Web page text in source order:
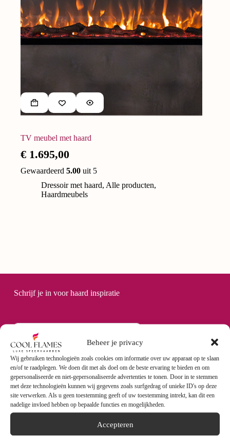
Beheer je privacy
Wij gebruiken technologieën zoals cookies om informatie over uw apparaat op te slaan
en/of te raadplegen. We doen dit met als doel om de beste ervaring te bieden en om
gepersonaliseerde en niet-gepersonaliseerde advertenties te tonen. Door in te stemmen
met deze technologieën kunnen wij gegevens zoals surfgedrag of unieke ID's op deze
site verwerken. Als u geen toestemming geeft of uw toestemming intrekt, kan dit een
nadelige invloed hebben op bepaalde functies en mogelijkheden.
Accepteren
TV meubel met haard
€ 1.695,00
Gewaardeerd 5.00 uit 5
Dressoir met haard, Alle producten,
Haardmeubels
Schrijf je in voor haard inspiratie
Abonneren